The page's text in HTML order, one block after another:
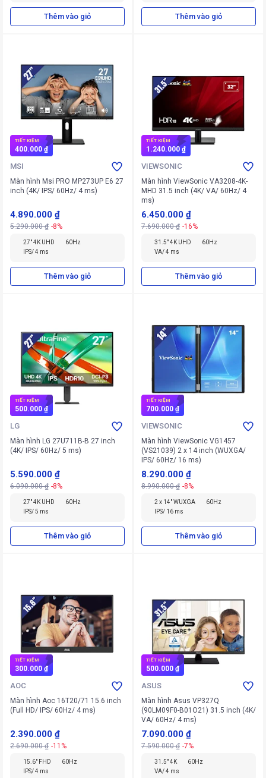
Thêm vào giỏ Thêm vào giỏ
TIẾT KIỆM
400.000 ₫
MSI
Màn hình Msi PRO MP273UP E6 27
inch (4K/ IPS/ 60Hz/ 4 ms)
4.890.000 ₫
5.290.000 ₫ -8%
27" 4K UHD
60Hz
IPS/ 4 ms
Thêm vào giỏ
TIẾT KIỆM
1.240.000 ₫
VIEWSONIC
Màn hình ViewSonic VA3208-4K-
MHD 31.5 inch (4K/ VA/ 60Hz/ 4
ms)
6.450.000 ₫
7.690.000 ₫ -16%
31.5" 4K UHD
60Hz
VA/ 4 ms
Thêm vào giỏ
TIẾT KIỆM
500.000 ₫
LG
Màn hình LG 27U711B-B 27 inch
(4K/ IPS/ 60Hz/ 5 ms)
5.590.000 ₫
6.090.000 ₫ -8%
27" 4K UHD
60Hz
IPS/ 5 ms
Thêm vào giỏ
TIẾT KIỆM
700.000 ₫
VIEWSONIC
Màn hình ViewSonic VG1457
(VS21039) 2 x 14 inch (WUXGA/
IPS/ 60Hz/ 16 ms)
8.290.000 ₫
8.990.000 ₫ -8%
2 x 14" WUXGA
60Hz
IPS/ 16 ms
Thêm vào giỏ
TIẾT KIỆM
300.000 ₫
AOC
Màn hình Aoc 16T20/71 15.6 inch
(Full HD/ IPS/ 60Hz/ 4 ms)
2.390.000 ₫
2.690.000 ₫ -11%
15.6" FHD
60Hz
IPS/ 4 ms
TIẾT KIỆM
500.000 ₫
ASUS
Màn hình Asus VP327Q
(90LM09F0-B01O21) 31.5 inch (4K/
VA/ 60Hz/ 4 ms)
7.090.000 ₫
7.590.000 ₫ -7%
31.5" 4K
60Hz
VA/ 4 ms